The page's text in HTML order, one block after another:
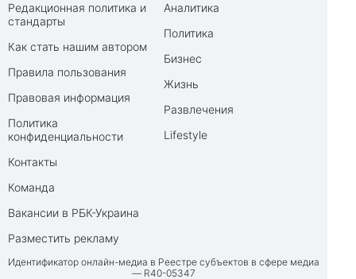
Редакционная политика и
стандарты
Как стать нашим автором
Правила пользования
Правовая информация
Политика
конфиденциальности
Контакты
Команда
Вакансии в РБК-Украина
Разместить рекламу
Аналитика
Политика
Бизнес
Жизнь
Развлечения
Lifestyle
Идентификатор онлайн-медиа в Реестре субъектов в сфере медиа
— R40-05347